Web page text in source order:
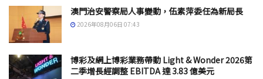
澳門治安警察局人事變動，伍素萍委任為新局長
2026年08月06日 07:43
博彩及網上博彩業務帶動 Light & Wonder 2026第
二季增長經調整 EBITDA 達 3.83 億美元